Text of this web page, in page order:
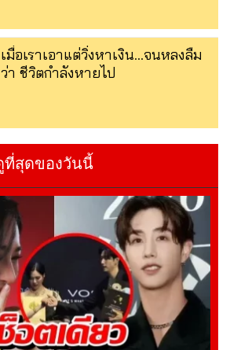
เมื่อเราเอาแต่วิ่งหาเงิน…จนหลงลืม
ว่า ชีวิตกำลังหายไป
ที่สุดของวันนี้